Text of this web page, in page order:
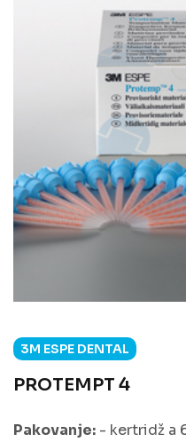
3M ESPE DENTAL
PROTEMPT 4
Pakovanje: - kertridž a